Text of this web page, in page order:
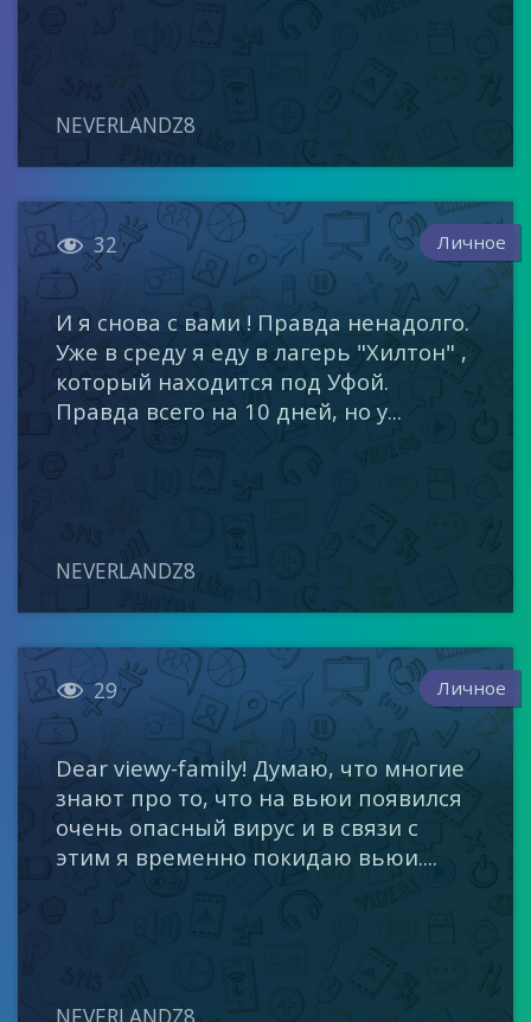
NEVERLANDZ8
 32 Личное
И я снова с вами ! Правда ненадолго.
Уже в среду я еду в лагерь "Хилтон" ,
который находится под Уфой.
Правда всего на 10 дней, но у...
NEVERLANDZ8
 29 Личное
Dear viewy-family! Думаю, что многие
знают про то, что на вьюи появился
очень опасный вирус и в связи с
этим я временно покидаю вьюи....
NEVERLANDZ8